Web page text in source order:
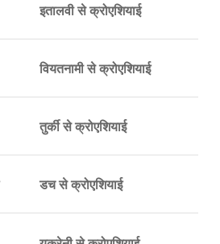
इतालवी से क्रोएशियाई
वियतनामी से क्रोएशियाई
तुर्की से क्रोएशियाई
डच से क्रोएशियाई